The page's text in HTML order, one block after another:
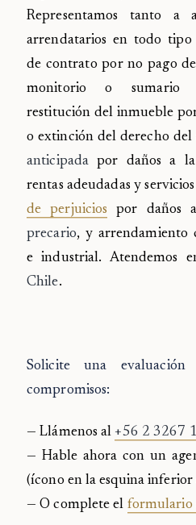
Representamos tanto a
arrendatarios en todo
de contrato por no pago
monitorio o sumario
restitución del inmueble
o extinción del derecho del
anticipada por daños a
rentas adeudadas y servicios
de perjuicios por daños
precario, y arrendamiento
e industrial. Atendemos
Chile.
Solicite una
compromisos:
— Llámenos al +56 2 3267
— Hable ahora con un
(ícono en la esquina
— O complete el formulario